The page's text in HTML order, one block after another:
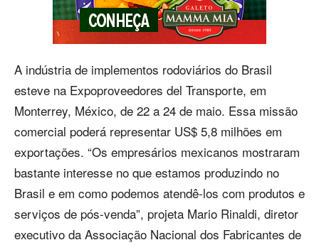
A indústria de implementos rodoviários do Brasil
esteve na Expoproveedores del Transporte, em
Monterrey, México, de 22 a 24 de maio. Essa missão
comercial poderá representar US$ 5,8 milhões em
exportações. “Os empresários mexicanos mostraram
bastante interesse no que estamos produzindo no
Brasil e em como podemos atendê-los com produtos e
serviços de pós-venda”, projeta Mario Rinaldi, diretor
executivo da Associação Nacional dos Fabricantes de